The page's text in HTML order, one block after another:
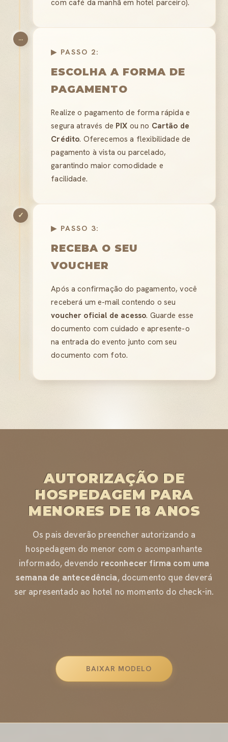
com café da manhã em hotel parceiro).
...
▶ PASSO 2:
ESCOLHA A FORMA DE
PAGAMENTO
Realize o pagamento de forma rápida e
segura através de PIX ou no Cartão de
Crédito. Oferecemos a flexibilidade de
pagamento à vista ou parcelado,
garantindo maior comodidade e
facilidade.
✓
▶ PASSO 3:
RECEBA O SEU
VOUCHER
Após a confirmação do pagamento, você
receberá um e-mail contendo o seu
voucher oficial de acesso. Guarde esse
documento com cuidado e apresente-o
na entrada do evento junto com seu
documento com foto.
AUTORIZAÇÃO DE
HOSPEDAGEM PARA
MENORES DE 18 ANOS
Os pais deverão preencher autorizando a
hospedagem do menor com o acompanhante
informado, devendo reconhecer firma com uma
semana de antecedência, documento que deverá
ser apresentado ao hotel no momento do check-in.
BAIXAR MODELO